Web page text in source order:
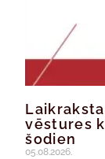
vēstures
šodien
05.08.2026.